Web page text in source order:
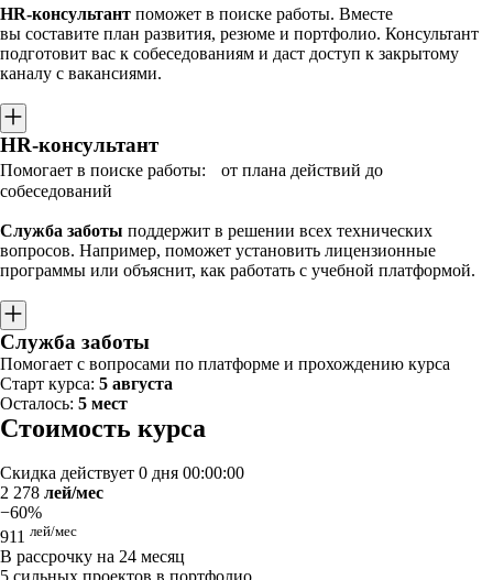
HR-консультант поможет в поиске работы. Вместе
вы составите план развития, резюме и портфолио. Консультант
подготовит вас к собеседованиям и даст доступ к закрытому
каналу с вакансиями.
HR-консультант
Помогает в поиске работы: от плана действий до
собеседований
Служба заботы поддержит в решении всех технических
вопросов. Например, поможет установить лицензионные
программы или объяснит, как работать с учебной платформой.
Служба заботы
Помогает с вопросами по платформе и прохождению курса
Старт курса: 5 августа
Осталось: 5 мест
Стоимость курса
Скидка действует 0 дня 00:00:00
2 278 лей/мес
−60%
911 лей/мес
В рассрочку на 24 месяц